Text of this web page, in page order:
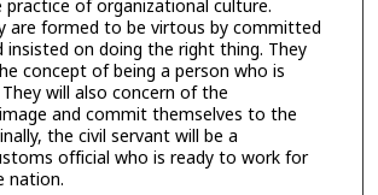
practice of organizational culture.
are formed to be virtous by committed
on doing the right thing. They
concept of being a person who is
will also concern of the
and commit themselves to the
the civil servant will be a
official who is ready to work for
nation.